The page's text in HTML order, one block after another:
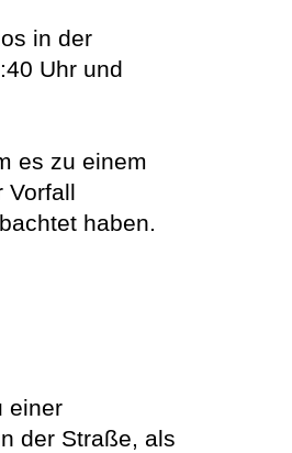
in der
Uhr und
es zu einem
Vorfall
haben.
einer
der Straße, als